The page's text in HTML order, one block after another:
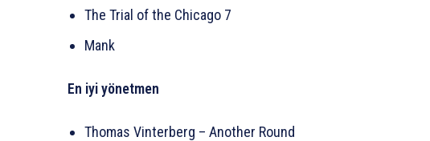
The Trial of the Chicago 7
Mank
En iyi yönetmen
Thomas Vinterberg – Another Round